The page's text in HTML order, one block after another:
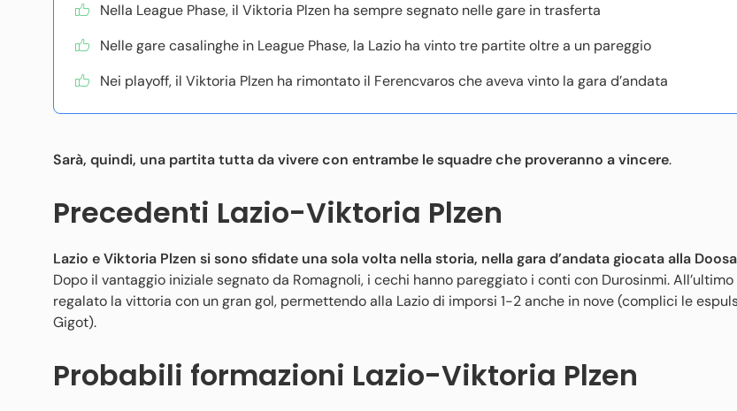
Nella League Phase, il Viktoria Plzen ha sempre segnato nelle gare in trasferta
Nelle gare casalinghe in League Phase, la Lazio ha vinto tre partite oltre a un pareggio
Nei playoff, il Viktoria Plzen ha rimontato il Ferencvaros che aveva vinto la gara d’andata
Sarà, quindi, una partita tutta da vivere con entrambe le squadre che proveranno a vincere.
Precedenti Lazio-Viktoria Plzen
Lazio e Viktoria Plzen si sono sfidate una sola volta nella storia, nella gara d’andata giocata alla
Dopo il vantaggio iniziale segnato da Romagnoli, i cechi hanno pareggiato i conti con Durosinmi.
regalato la vittoria con un gran gol, permettendo alla Lazio di imporsi 1-2 anche in nove (complici le
Gigot).
Probabili formazioni Lazio-Viktoria Plzen